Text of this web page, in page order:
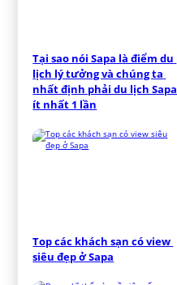
Tại sao nói Sapa là điểm du
lịch lý tưởng và chúng ta
nhất định phải du lịch Sapa
ít nhất 1 lần
Top các khách sạn có view
siêu đẹp ở Sapa